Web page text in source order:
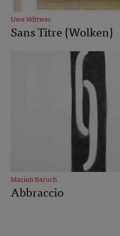
Uwe Wittwer
Sans Titre (Wolken)
Marion Baruch
Abbraccio